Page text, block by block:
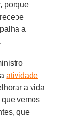
porque
recebe
a
atividade
a vida
que vemos
que